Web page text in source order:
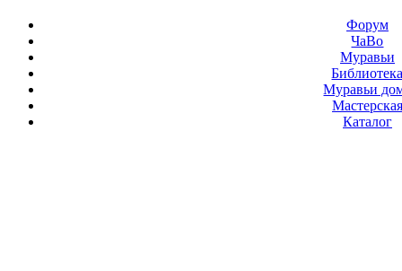
Форум
ЧаВо
Муравьи
Муравьи
Мастерская
Каталог